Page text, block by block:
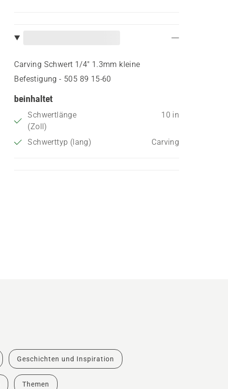
Carving Schwert 1/4" 1.3mm kleine
Befestigung - 505 89 15‑60
beinhaltet
Schwertlänge
(Zoll)
10 in
Schwerttyp (lang) Carving
Geschichten und Inspiration
Themen